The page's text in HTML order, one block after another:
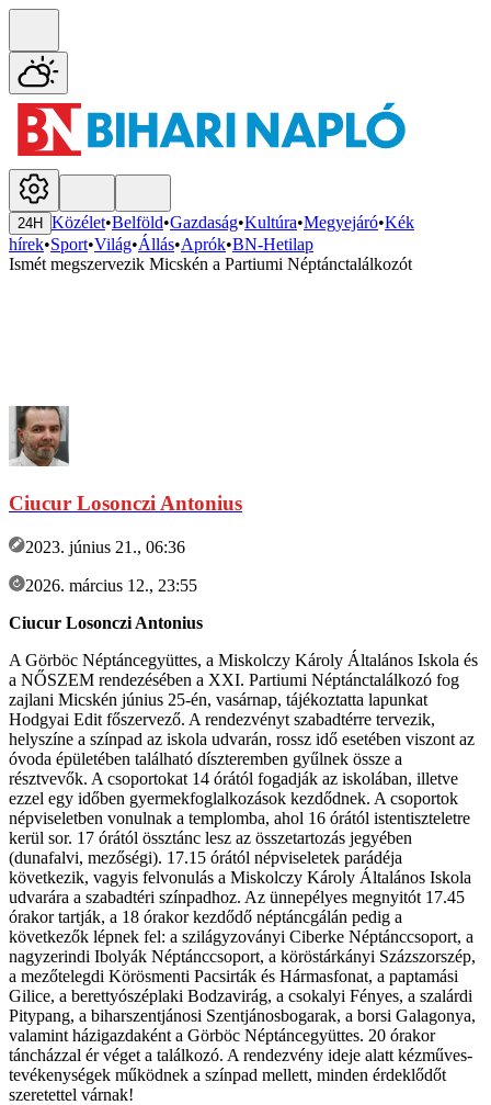
24H Közélet•Belföld•Gazdaság•Kultúra•Megyejáró•Kék
hírek•Sport•Világ•Állás•Aprók•BN-Hetilap
Ismét megszervezik Micskén a Partiumi Néptánctalálkozót
Ciucur Losonczi Antonius
2023. június 21., 06:36
2026. március 12., 23:55
Ciucur Losonczi Antonius
A Görböc Néptáncegyüttes, a Miskolczy Károly Általános Iskola és
a NŐSZEM rendezésében a XXI. Partiumi Néptánctalálkozó fog
zajlani Micskén június 25-én, vasárnap, tájékoztatta lapunkat
Hodgyai Edit főszervező. A rendezvényt szabadtérre tervezik,
helyszíne a színpad az iskola udvarán, rossz idő esetében viszont az
óvoda épületében található díszteremben gyűlnek össze a
résztvevők. A csoportokat 14 órától fogadják az iskolában, illetve
ezzel egy időben gyermekfoglalkozások kezdődnek. A csoportok
népviseletben vonulnak a templomba, ahol 16 órától istentiszteletre
kerül sor. 17 órától össztánc lesz az összetartozás jegyében
(dunafalvi, mezőségi). 17.15 órától népviseletek parádéja
következik, vagyis felvonulás a Miskolczy Károly Általános Iskola
udvarára a szabadtéri színpadhoz. Az ünnepélyes megnyitót 17.45
órakor tartják, a 18 órakor kezdődő néptáncgálán pedig a
következők lépnek fel: a szilágyzoványi Ciberke Néptánccsoport, a
nagyzerindi Ibolyák Néptánccsoport, a köröstárkányi Százszorszép,
a mezőtelegdi Körösmenti Pacsirták és Hármasfonat, a paptamási
Gilice, a berettyószéplaki Bodzavirág, a csokalyi Fényes, a szalárdi
Pitypang, a biharszentjánosi Szentjánosbogarak, a borsi Galagonya,
valamint házigazdaként a Görböc Néptáncegyüttes. 20 órakor
táncházzal ér véget a találkozó. A rendezvény ideje alatt kézműves-
tevékenységek működnek a színpad mellett, minden érdeklődőt
szeretettel várnak!